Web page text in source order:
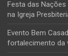
Festa das
na Igreja
Evento Bem
fortalecimento da